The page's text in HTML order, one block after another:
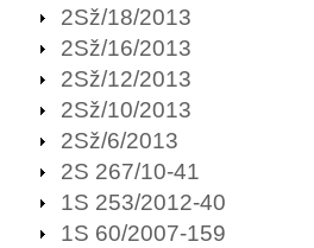
2Sž/18/2013
2Sž/16/2013
2Sž/12/2013
2Sž/10/2013
2Sž/6/2013
2S 267/10-41
1S 253/2012-40
1S 60/2007-159